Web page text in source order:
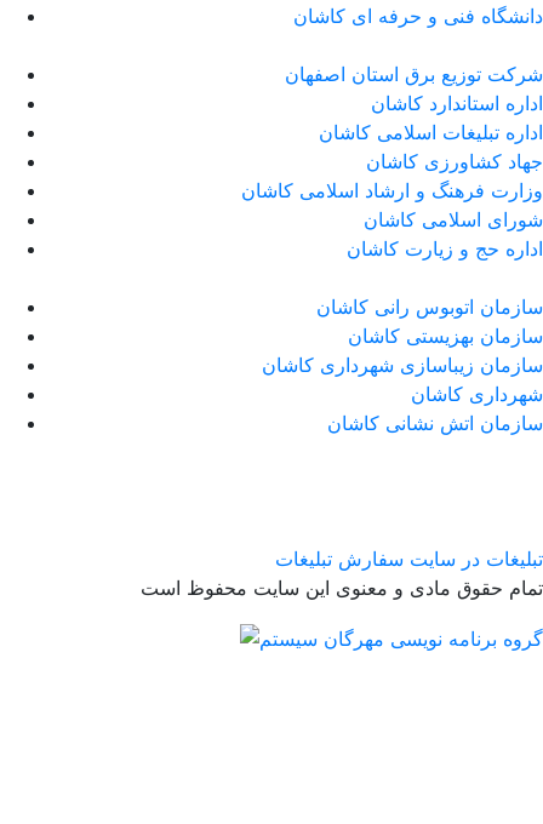
دانشگاه فنی و حرفه ای کاشان
شرکت توزیع برق استان اصفهان
اداره استاندارد كاشان
اداره تبلیغات اسلامی کاشان
جهاد کشاورزی کاشان
وزارت فرهنگ و ارشاد اسلامی کاشان
شورای اسلامی کاشان
اداره حج و زیارت کاشان
سازمان اتوبوس رانی کاشان
سازمان بهزیستی کاشان
سازمان زیباسازی شهرداری کاشان
شهرداری کاشان
سازمان اتش نشانی کاشان
تبلیغات در سایت سفارش تبلیغات
تمام حقوق مادی و معنوی این سایت محفوظ است